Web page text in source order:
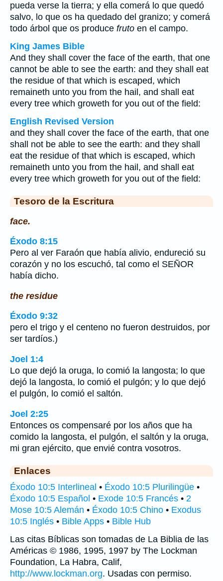
pueda verse la tierra; y ella comerá lo que quedó
salvo, lo que os ha quedado del granizo; y comerá
todo árbol que os produce fruto en el campo.
King James Bible
And they shall cover the face of the earth, that one
cannot be able to see the earth: and they shall eat
the residue of that which is escaped, which
remaineth unto you from the hail, and shall eat
every tree which groweth for you out of the field:
English Revised Version
and they shall cover the face of the earth, that one
shall not be able to see the earth: and they shall
eat the residue of that which is escaped, which
remaineth unto you from the hail, and shall eat
every tree which groweth for you out of the field:
Tesoro de la Escritura
face.
Éxodo 8:15
Pero al ver Faraón que había alivio, endureció su
corazón y no los escuchó, tal como el SEÑOR
había dicho.
the residue
Éxodo 9:32
pero el trigo y el centeno no fueron destruidos, por
ser tardíos.)
Joel 1:4
Lo que dejó la oruga, lo comió la langosta; lo que
dejó la langosta, lo comió el pulgón; y lo que dejó
el pulgón, lo comió el saltón.
Joel 2:25
Entonces os compensaré por los años que ha
comido la langosta, el pulgón, el saltón y la oruga,
mi gran ejército, que envié contra vosotros.
Enlaces
Éxodo 10:5 Interlineal • Éxodo 10:5 Plurilingüe •
Éxodo 10:5 Español • Exode 10:5 Francés • 2
Mose 10:5 Alemán • Éxodo 10:5 Chino • Exodus
10:5 Inglés • Bible Apps • Bible Hub
Las citas Bíblicas son tomadas de La Biblia de las
Américas © 1986, 1995, 1997 by The Lockman
Foundation, La Habra, Calif,
http://www.lockman.org. Usadas con permiso.